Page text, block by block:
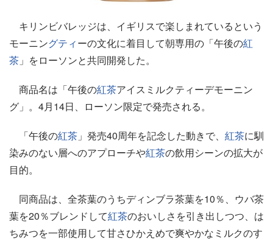
キリンビバレッジは、イギリスで楽しまれているという
モーニングティーの文化に着目して朝専用の「午後の紅
茶 」をローソンと共同開発した。
商品名は「午後の紅茶アイスミルクティーデモーニン
グ」。4月14日、ローソン限定で発売される。
「午後の紅茶 」発売40周年を記念した動きで、 紅茶に馴
染みのない層へのアプローチや紅茶の飲用シーンの拡大が
目的。
同商品は、全茶葉のうちディンブラ茶葉を10％、ウバ茶
葉を20％ブレンドして紅茶のおいしさを引き出しつつ、は
ちみつを一部使用して甘さひかえめで爽やかなミルクのす